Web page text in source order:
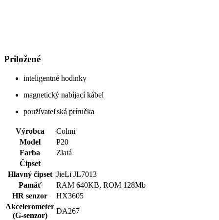
Priložené
inteligentné hodinky
magnetický nabíjací kábel
používateľská príručka
Výrobca
Colmi
Model
P20
Farba
Zlatá
Čipset
Hlavný čipset JieLi JL7013
Pamäť
RAM 640KB, ROM 128Mb
HR senzor
HX3605
Akcelerometer
(G-senzor)
DA267